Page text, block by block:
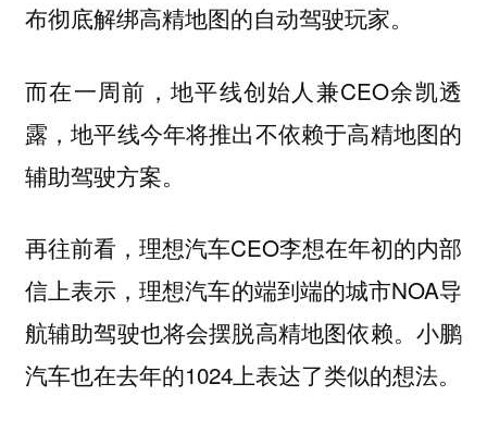
布彻底解绑高精地图的自动驾驶玩家。
而在一周前，地平线创始人兼CEO余凯透
露，地平线今年将推出不依赖于高精地图的
辅助驾驶方案。
再往前看，理想汽车CEO李想在年初的内部
信上表示，理想汽车的端到端的城市NOA导
航辅助驾驶也将会摆脱高精地图依赖。小鹏
汽车也在去年的1024上表达了类似的想法。